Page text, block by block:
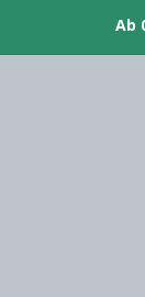
Ab